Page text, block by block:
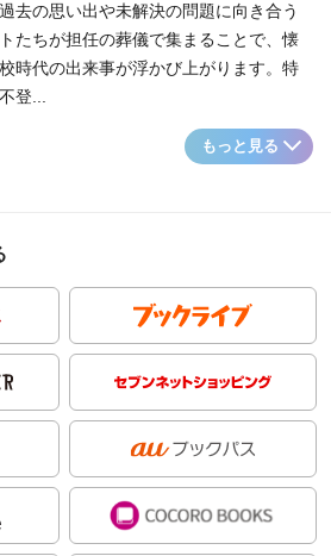
去の思い出や未解決の問題に向き合う
たちが担任の葬儀で集まることで、懐
時代の出来事が浮かび上がります。特
登...
もっと見る